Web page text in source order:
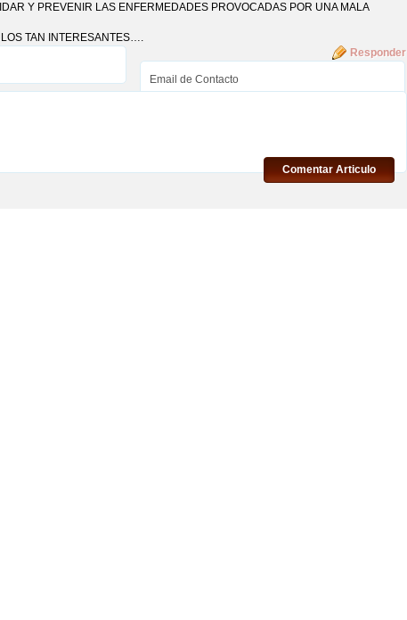
Y PREVENIR LAS ENFERMEDADES PROVOCADAS POR UNA MALA
TAN INTERESANTES….
Responder
Comentar Articulo